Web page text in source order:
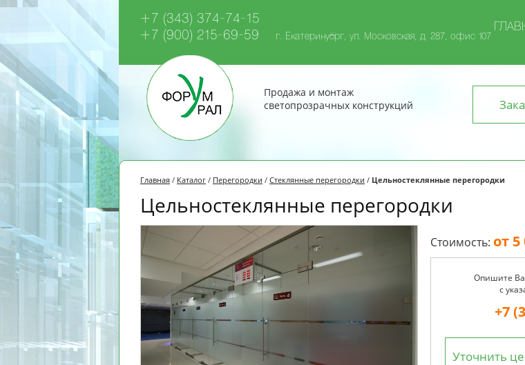
+7 (343) 374-74-15
+7 (900) 215-69-59
г. Екатеринубрг, ул. Московская, д. 287, офис 107
Продажа и монтаж
светопрозрачных конструкций
Главная / Каталог / Перегородки / Cтеклянные перегородки / Цельностеклянные перегородки
Цельностеклянные перегородки
Стоимость: от
Опишите
с
+7
Уточнить